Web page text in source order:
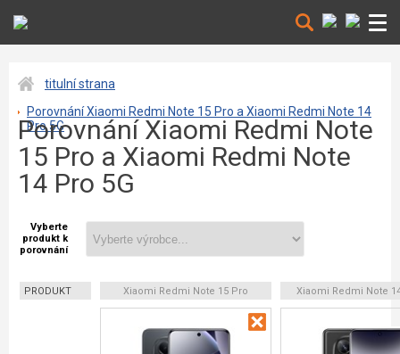
titulní strana
Porovnání Xiaomi Redmi Note 15 Pro a Xiaomi Redmi Note 14
Pro 5G
Porovnání Xiaomi Redmi Note
15 Pro a Xiaomi Redmi Note
14 Pro 5G
Vyberte
produkt k
porovnání
PRODUKT Xiaomi Redmi Note 15 Pro Xiaomi Redmi Note